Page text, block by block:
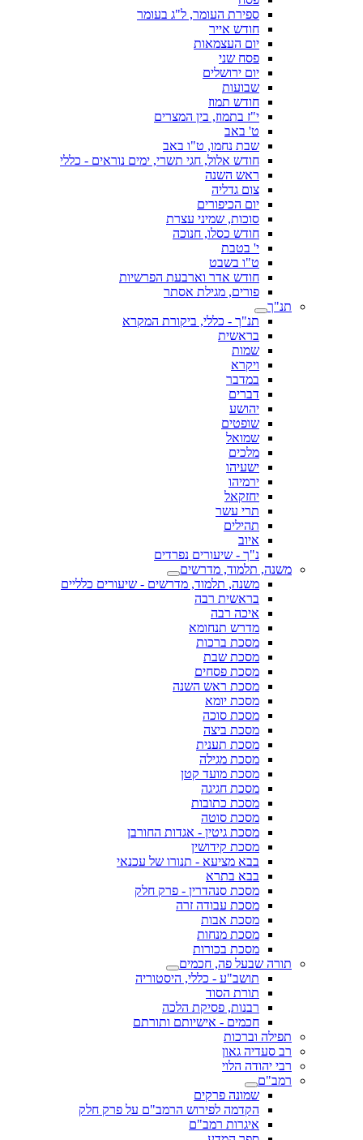
ספירת העומר, ל"ג בעומר
חודש אייר
יום העצמאות
פסח שני
יום ירושלים
שבועות
חודש תמוז
י"ז בתמוז, בין המצרים
ט' באב
שבת נחמו, ט"ו באב
חודש אלול, חגי תשרי, ימים נוראים - כללי
ראש השנה
צום גדליה
יום הכיפורים
סוכות, שמיני עצרת
חודש כסלו, חנוכה
י' בטבת
ט"ו בשבט
חודש אדר וארבעת הפרשיות
פורים, מגילת אסתר
תנ"ך
תנ"ך - כללי, ביקורת המקרא
בראשית
שמות
ויקרא
במדבר
דברים
יהושע
שופטים
שמואל
מלכים
ישעיהו
ירמיהו
יחזקאל
תרי עשר
תהילים
איוב
נ"ך - שיעורים נפרדים
משנה, תלמוד, מדרשים
משנה, תלמוד, מדרשים - שיעורים כלליים
בראשית רבה
איכה רבה
מדרש תנחומא
מסכת ברכות
מסכת שבת
מסכת פסחים
מסכת ראש השנה
מסכת יומא
מסכת סוכה
מסכת ביצה
מסכת תענית
מסכת מגילה
מסכת מועד קטן
מסכת חגיגה
מסכת כתובות
מסכת סוטה
מסכת גיטין - אגדות החורבן
מסכת קידושין
בבא מציעא - תנורו של עכנאי
בבא בתרא
מסכת סנהדרין - פרק חלק
מסכת עבודה זרה
מסכת אבות
מסכת מנחות
מסכת בכורות
תורה שבעל פה, חכמים
תושב"ע - כללי, היסטוריה
תורת הסוד
רבנות, פסיקת הלכה
חכמים - אישיותם ותורתם
תפילה וברכות
רב סעדיה גאון
רבי יהודה הלוי
רמב"ם
שמונה פרקים
הקדמה לפירוש הרמב"ם על פרק חלק
איגרות רמב"ם